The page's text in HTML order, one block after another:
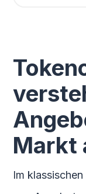
Markt
Im